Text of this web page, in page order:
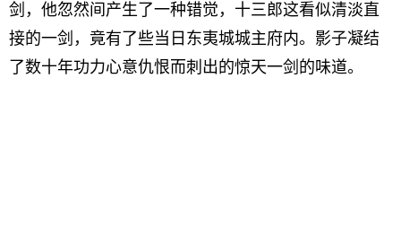
剑，他忽然间产生了一种错觉，十三郎这看似清淡直
接的一剑，竟有了些当日东夷城城主府内。影子凝结
了数十年功力心意仇恨而刺出的惊天一剑的味道。